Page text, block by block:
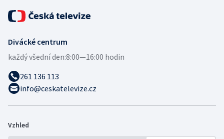
Divácké centrum
každý všední den:8:00—16:00 hodin
261 136 113
info@ceskatelevize.cz
Vzhled